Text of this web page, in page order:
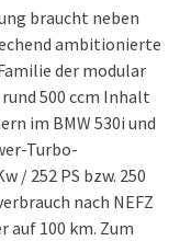
braucht neben
ambitionierte
der modular
500 ccm Inhalt
im BMW 530i und
Turbo-
/ 252 PS bzw. 250
nach NEFZ
auf 100 km. Zum